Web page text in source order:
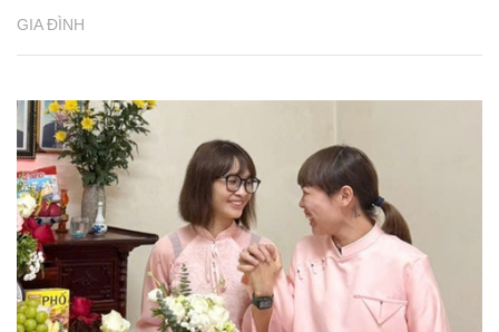
GIA ĐÌNH